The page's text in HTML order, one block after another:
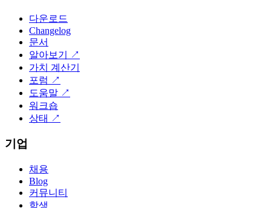
다운로드
Changelog
문서
알아보기
↗
가치 계산기
포럼 ↗
도움말 ↗
워크숍
상태 ↗
기업
채용
Blog
커뮤니티
학생